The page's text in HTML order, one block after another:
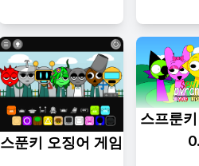
스푼키 오징어 게임
스프룬